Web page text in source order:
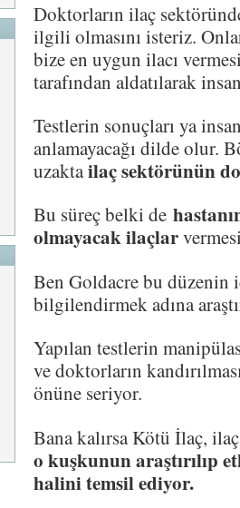
Doktorların ilaç
ilgili olmasını isteriz.
bize en uygun ilacı
tarafından aldatılarak
Testlerin sonuçları ya
anlamayacağı dilde olur.
uzaktailaç sektörünün
Bu süreç belki de
olmayacak ilaçlar
Ben Goldacre bu düzenin
bilgilendirmek adına
Yapılan testlerin
ve doktorların
önüne seriyor.
Bana kalırsa Kötü İlaç,
o kuşkunun araştırılıp
halini temsil ediyor.